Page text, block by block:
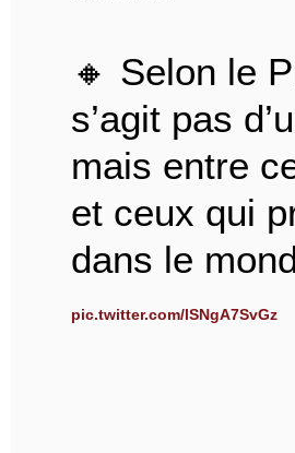
🔸 Selon le
s’agit pas
mais entre
et ceux qui
dans le
pic.twitter.com/lSNgA7SvGz